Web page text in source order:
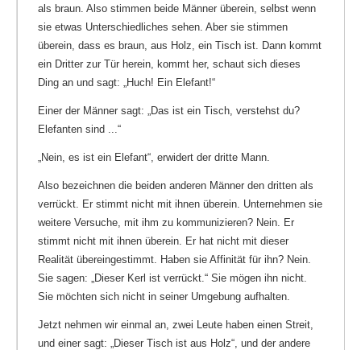
als braun. Also stimmen beide Männer überein, selbst wenn
sie etwas Unterschiedliches sehen. Aber sie stimmen
überein, dass es braun, aus Holz, ein Tisch ist. Dann kommt
ein Dritter zur Tür herein, kommt her, schaut sich dieses
Ding an und sagt: „Huch! Ein Elefant!“
Einer der Männer sagt: „Das ist ein Tisch, verstehst du?
Elefanten sind ...“
„Nein, es ist ein Elefant“, erwidert der dritte Mann.
Also bezeichnen die beiden anderen Männer den dritten als
verrückt. Er stimmt nicht mit ihnen überein. Unternehmen sie
weitere Versuche, mit ihm zu kommunizieren? Nein. Er
stimmt nicht mit ihnen überein. Er hat nicht mit dieser
Realität übereingestimmt. Haben sie Affinität für ihn? Nein.
Sie sagen: „Dieser Kerl ist verrückt.“ Sie mögen ihn nicht.
Sie möchten sich nicht in seiner Umgebung aufhalten.
Jetzt nehmen wir einmal an, zwei Leute haben einen Streit,
und einer sagt: „Dieser Tisch ist aus Holz“, und der andere